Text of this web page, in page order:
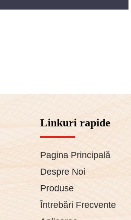
cultivând relații
de baie și echipamente
uz zilnic, textile pentru casă
materiale filtrante și textile
reprezintă combinația
durabilitate și responsabilitate
durabile.
Linkuri rapide
Pagina Principală
Despre Noi
Produse
Întrebări Frecvente